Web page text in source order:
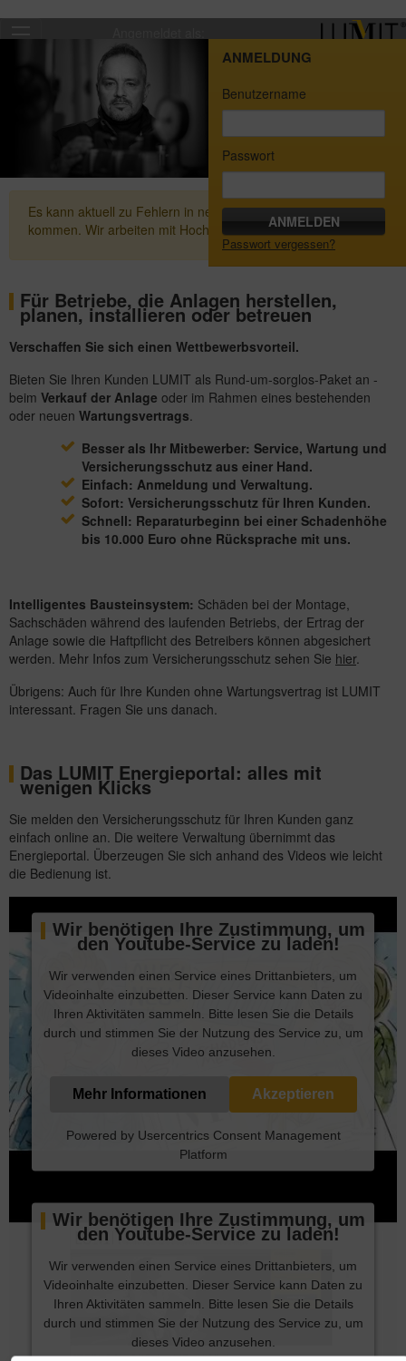
ANMELDUNG
Benutzername
Passwort
Passwort vergessen?
Es kann aktuell zu Fehlern in neu erstellten Zertifikaten
kommen. Wir arbeiten mit Hochdruck an einer Lösung.
Für Betriebe, die Anlagen herstellen,
planen, installieren oder betreuen
Verschaffen Sie sich einen Wettbewerbsvorteil.
Bieten Sie Ihren Kunden LUMIT als Rund-um-sorglos-Paket an -
beim Verkauf der Anlage oder im Rahmen eines bestehenden
oder neuen Wartungsvertrags
Besser als Ihr Mitbewerber: Service, Wartung und
Versicherungsschutz aus einer Hand.
Einfach: Anmeldung und Verwaltung.
Sofort: Versicherungsschutz für Ihren Kunden.
Schnell: Reparaturbeginn bei einer Schadenhöhe
bis 10.000 Euro ohne Rücksprache mit uns.
Intelligentes Bausteinsystem: Schäden bei der Montage,
Sachschäden während des laufenden Betriebs, der Ertrag der
Anlage sowie die Haftpflicht des Betreibers können abgesichert
werden. Mehr Infos zum Versicherungsschutz sehen Sie hier.
Übrigens: Auch für Ihre Kunden ohne Wartungsvertrag ist LUMIT
interessant. Fragen Sie uns danach.
Das LUMIT Energieportal: alles mit
wenigen Klicks
Sie melden den Versicherungsschutz für Ihren Kunden ganz
einfach online an. Die weitere Verwaltung übernimmt das
Energieportal. Überzeugen Sie sich anhand des Videos wie leicht
die Bedienung ist.
Wir benötigen Ihre Zustimmung, um
den Youtube-Service zu laden!
Wir verwenden einen Service eines Drittanbieters, um
Videoinhalte einzubetten. Dieser Service kann Daten zu
Ihren Aktivitäten sammeln. Bitte lesen Sie die Details
durch und stimmen Sie der Nutzung des Service zu, um
dieses Video anzusehen.
Mehr Informationen Akzeptieren
Powered by Usercentrics Consent Management
Platform
Wir benötigen Ihre Zustimmung, um
den Youtube-Service zu laden!
Wir verwenden einen Service eines Drittanbieters, um
Videoinhalte einzubetten. Dieser Service kann Daten zu
Ihren Aktivitäten sammeln. Bitte lesen Sie die Details
durch und stimmen Sie der Nutzung des Service zu, um
dieses Video anzusehen.